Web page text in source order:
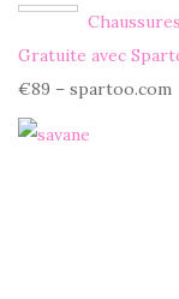
Gratuite avec
€89 – spartoo.com